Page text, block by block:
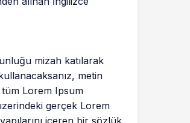
mizah katılarak
metin
tüm Lorem Ipsum
gerçek Lorem
içeren bir sözlük